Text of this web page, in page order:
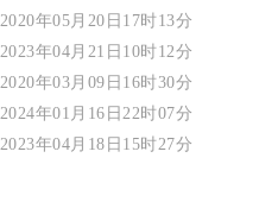
2020年05月20日17时13分
2023年04月21日10时12分
2020年03月09日16时30分
2024年01月16日22时07分
2023年04月18日15时27分